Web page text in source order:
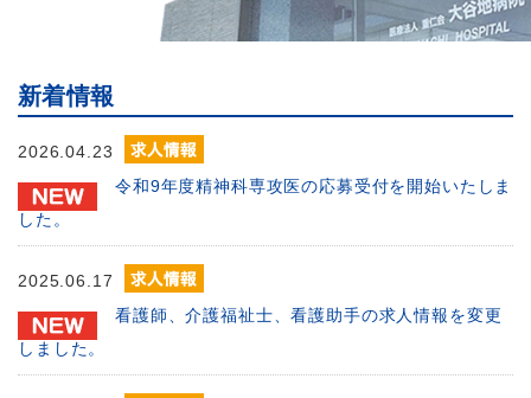
新着情報
2026.04.23
令和9年度精神科専攻医の応募受付を開始いたしま
した。
2025.06.17
看護師、介護福祉士、看護助手の求人情報を変更
しました。